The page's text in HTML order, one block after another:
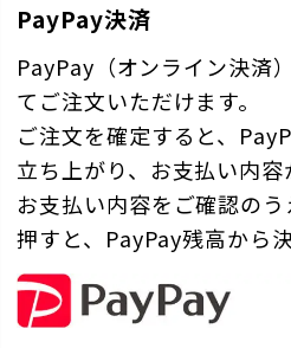
PayPay決済
PayPay（オンライン決済
てご注文いただけます。
ご注文を確定すると、
立ち上がり、お支払い内容
お支払い内容をご確認の
押すと、PayPay残高から